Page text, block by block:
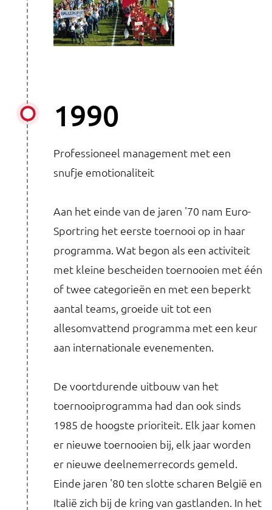
1990
Professioneel management met een
snufje emotionaliteit
Aan het einde van de jaren '70 nam Euro-
Sportring het eerste toernooi op in haar
programma. Wat begon als een activiteit
met kleine bescheiden toernooien met één
of twee categorieën en met een beperkt
aantal teams, groeide uit tot een
allesomvattend programma met een keur
aan internationale evenementen.
De voortdurende uitbouw van het
toernooiprogramma had dan ook sinds
1985 de hoogste prioriteit. Elk jaar komen
er nieuwe toernooien bij, elk jaar worden
er nieuwe deelnemerrecords gemeld.
Einde jaren '80 ten slotte scharen België en
Italië zich bij de kring van gastlanden. In het